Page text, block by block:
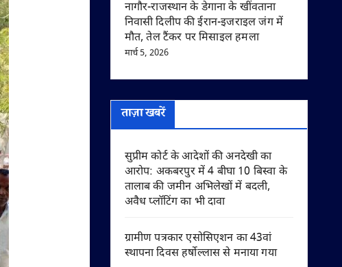
नागौर-राजस्थान के डेगाना के खींवताना
निवासी दिलीप की ईरान-इजराइल जंग में
मौत, तेल टैंकर पर मिसाइल हमला
मार्च 5, 2026
ताज़ा खबरें
सुप्रीम कोर्ट के आदेशों की अनदेखी का
आरोप: अकबरपुर में 4 बीघा 10 बिस्वा के
तालाब की जमीन अभिलेखों में बदली,
अवैध प्लॉटिंग का भी दावा
ग्रामीण पत्रकार एसोसिएशन का 43वां
स्थापना दिवस हर्षोल्लास से मनाया गया